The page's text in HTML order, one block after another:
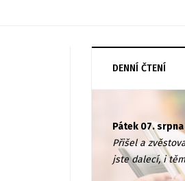
DENNÍ ČTENÍ
Pátek 07. srpna
Přišel a
jste dalecí, i